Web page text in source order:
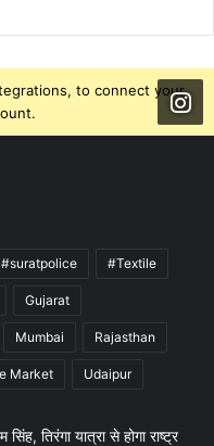
to connect your
#suratpolice #Textile
Gujarat
Mumbai Rajasthan
Market Udaipur
तिरंगा यात्रा से होगा राष्ट्र